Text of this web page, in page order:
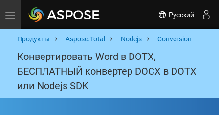
Toggle navigation Русский
Продукты Aspose.Total Nodejs Conversion
Конвертировать Word в DOTX,
БЕСПЛАТНЫЙ конвертер DOCX в DOTX
или Nodejs SDK